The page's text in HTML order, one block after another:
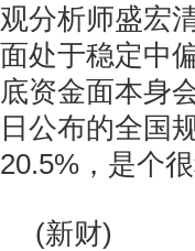
观分析师盛宏
面处于稳定中
底资金面本身
日公布的全国
20.5%，是个
(新财)